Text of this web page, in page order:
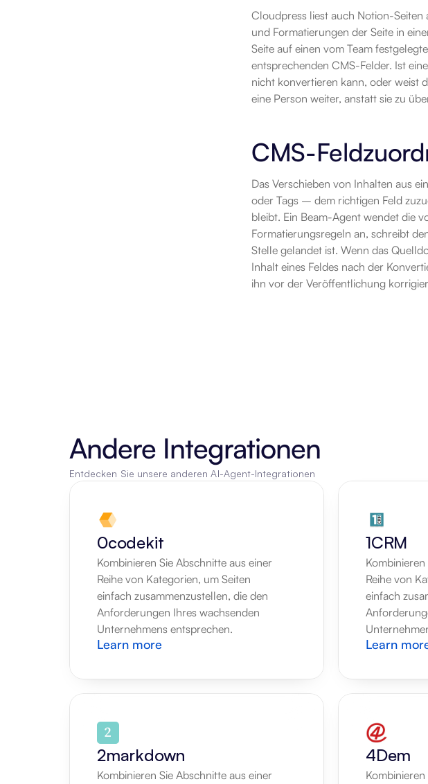
Cloudpress liest auch Notion-Seiten
und Formatierungen der Seite in
Seite auf einen vom Team
entsprechenden CMS-Felder. Ist
nicht konvertieren kann, oder weist
eine Person weiter, anstatt sie zu
CMS-
Das Verschieben von Inhalten aus
oder Tags – dem richtigen Feld
bleibt. Ein Beam-Agent wendet die
Formatierungsregeln an, schreibt
Stelle gelandet ist. Wenn das
Inhalt eines Feldes nach der
ihn vor der Veröffentlichung
Andere Integrationen
Entdecken Sie unsere anderen AI-Agent-Integrationen
0codekit
Kombinieren Sie Abschnitte aus einer
Reihe von Kategorien, um Seiten
einfach zusammenzustellen, die den
Anforderungen Ihres wachsenden
Unternehmens entsprechen.
Learn more
1CRM
Reihe von
einfach
Learn
2markdown
Kombinieren Sie Abschnitte aus einer
4Dem